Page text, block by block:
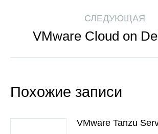
СЛЕДУЮЩАЯ
VMware Cloud on
Похожие записи
VMware Tanzu